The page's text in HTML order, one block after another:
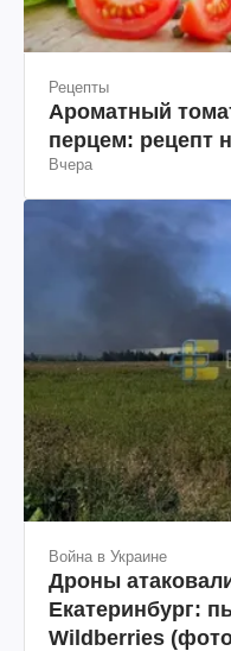
Рецепты
Ароматный
перцем: рецепт
Вчера
Война в Украине
Дроны
Екатеринбург:
Wildberries